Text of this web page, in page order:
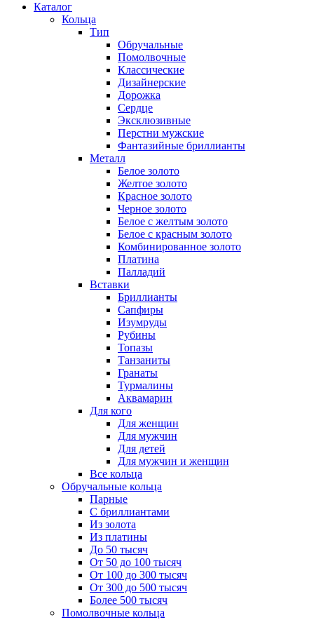
Каталог
Кольца
Тип
Обручальные
Помолвочные
Классические
Дизайнерские
Дорожка
Сердце
Эксклюзивные
Перстни мужские
Фантазийные бриллианты
Металл
Белое золото
Желтое золото
Красное золото
Черное золото
Белое с желтым золото
Белое с красным золото
Комбинированное золото
Платина
Палладий
Вставки
Бриллианты
Сапфиры
Изумруды
Рубины
Топазы
Танзаниты
Гранаты
Турмалины
Аквамарин
Для кого
Для женщин
Для мужчин
Для детей
Для мужчин и женщин
Все кольца
Обручальные кольца
Парные
С бриллиантами
Из золота
Из платины
До 50 тысяч
От 50 до 100 тысяч
От 100 до 300 тысяч
От 300 до 500 тысяч
Более 500 тысяч
Помолвочные кольца